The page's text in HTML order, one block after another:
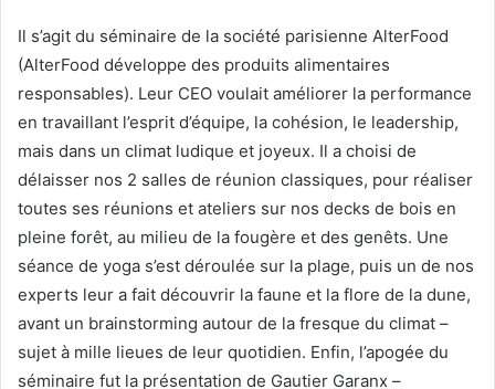
Il s’agit du séminaire de la société parisienne AlterFood
(AlterFood développe des produits alimentaires
responsables). Leur CEO voulait améliorer la performance
en travaillant l’esprit d’équipe, la cohésion, le leadership,
mais dans un climat ludique et joyeux. Il a choisi de
délaisser nos 2 salles de réunion classiques, pour réaliser
toutes ses réunions et ateliers sur nos decks de bois en
pleine forêt, au milieu de la fougère et des genêts. Une
séance de yoga s’est déroulée sur la plage, puis un de nos
experts leur a fait découvrir la faune et la flore de la dune,
avant un brainstorming autour de la fresque du climat –
sujet à mille lieues de leur quotidien. Enfin, l’apogée du
séminaire fut la présentation de Gautier Garanx –